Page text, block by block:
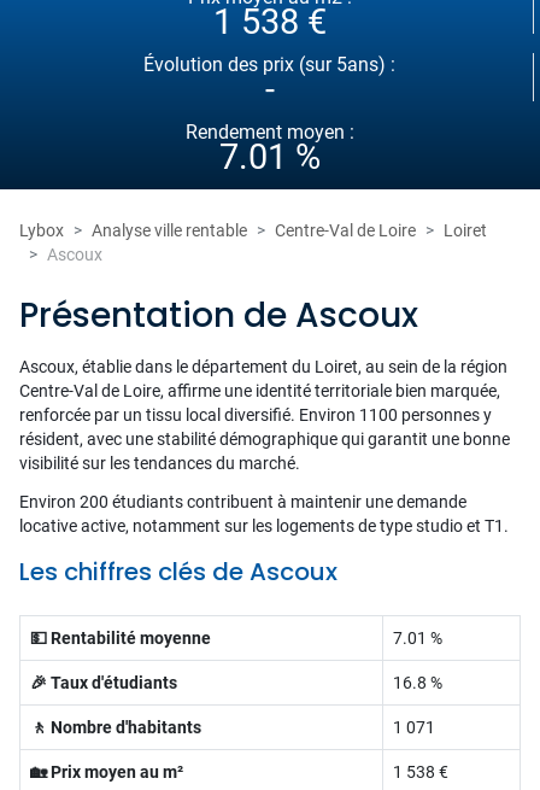
1 538 €
Évolution des prix (sur 5ans) :
-
Rendement moyen :
7.01 %
Lybox Analyse ville rentable Centre-Val de Loire
Loiret
Ascoux
Présentation de Ascoux
Ascoux, établie dans le département du Loiret, au sein de la région
Centre-Val de Loire, affirme une identité territoriale bien marquée,
renforcée par un tissu local diversifié. Environ 1100 personnes y
résident, avec une stabilité démographique qui garantit une bonne
visibilité sur les tendances du marché.
Environ 200 étudiants contribuent à maintenir une demande
locative active, notamment sur les logements de type studio et T1.
Les chiffres clés de Ascoux
💵 Rentabilité moyenne 7.01 %
🎉 Taux d'étudiants 16.8 %
🚶 Nombre d'habitants 1 071
🏡 Prix moyen au m² 1 538 €